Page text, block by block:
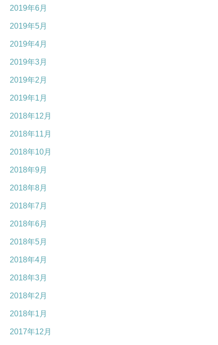
2019年6月
2019年5月
2019年4月
2019年3月
2019年2月
2019年1月
2018年12月
2018年11月
2018年10月
2018年9月
2018年8月
2018年7月
2018年6月
2018年5月
2018年4月
2018年3月
2018年2月
2018年1月
2017年12月